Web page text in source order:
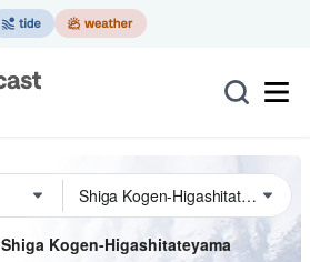
Shiga Kogen-Higashitateyama